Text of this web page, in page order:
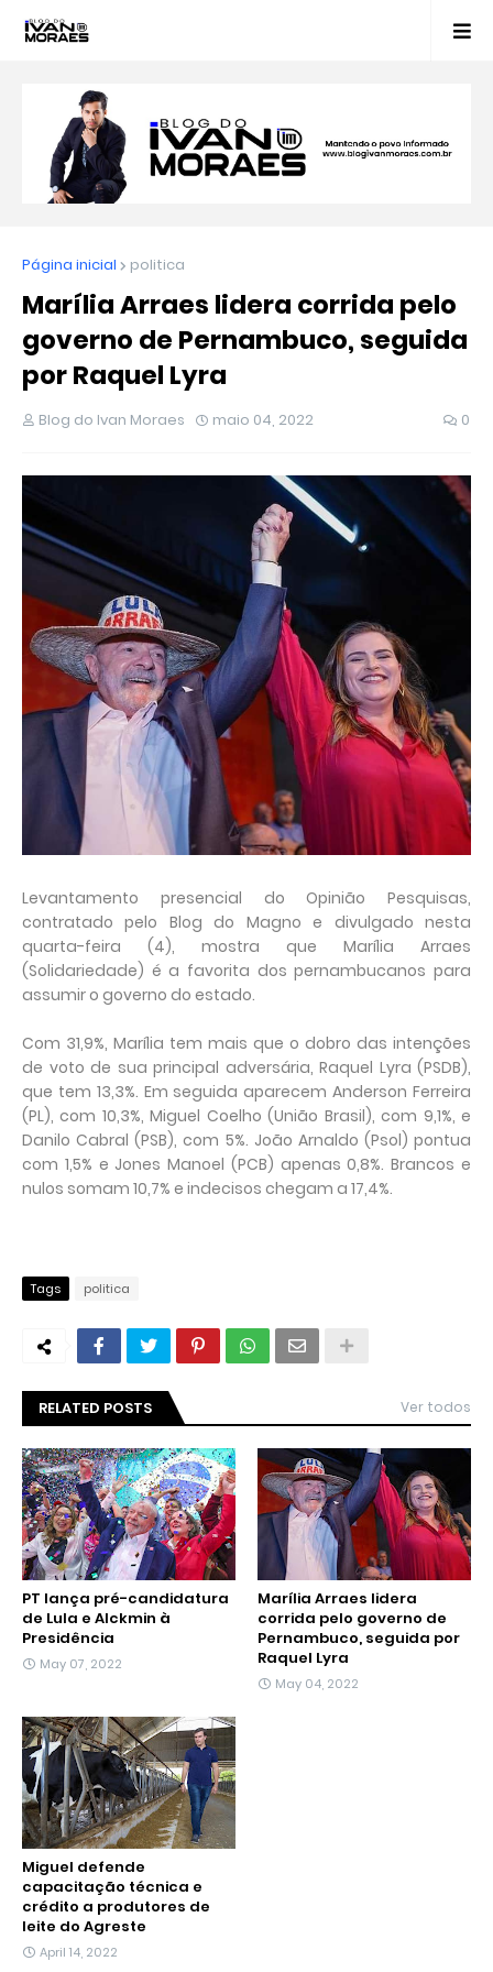
Página inicial politica
Marília Arraes lidera corrida pelo
governo de Pernambuco, seguida
por Raquel Lyra
Blog do Ivan Moraes maio 04, 2022 0
Levantamento presencial do Opinião Pesquisas,
contratado pelo Blog do Magno e divulgado nesta
quarta-feira (4), mostra que Marília Arraes
(Solidariedade) é a favorita dos pernambucanos para
assumir o governo do estado.
Com 31,9%, Marília tem mais que o dobro das intenções
de voto de sua principal adversária, Raquel Lyra (PSDB),
que tem 13,3%. Em seguida aparecem Anderson Ferreira
(PL), com 10,3%, Miguel Coelho (União Brasil), com 9,1%, e
Danilo Cabral (PSB), com 5%. João Arnaldo (Psol) pontua
com 1,5% e Jones Manoel (PCB) apenas 0,8%. Brancos e
nulos somam 10,7% e indecisos chegam a 17,4%.
Tags politica
RELATED POSTS Ver todos
PT lança pré-candidatura
de Lula e Alckmin à
Presidência
May 07, 2022
Marília Arraes lidera
corrida pelo governo de
Pernambuco, seguida por
Raquel Lyra
May 04, 2022
Miguel defende
capacitação técnica e
crédito a produtores de
leite do Agreste
April 14, 2022